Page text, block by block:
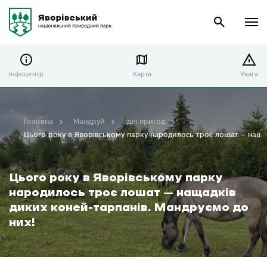
Інфоцентр Карта Увага
Цього року в Яворівському парку
народилось троє лошат – нащадків
диких коней-тарпанів. Мандруємо до
них!
Головна Мандруй
Ідеї пригод
Цього року в Яворівському парку народилось троє лошат –